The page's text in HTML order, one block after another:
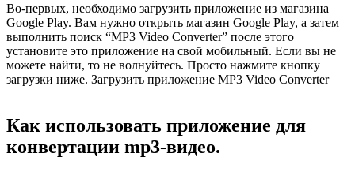
Во-первых, необходимо загрузить приложение из магазина
Google Play. Вам нужно открыть магазин Google Play, а затем
выполнить поиск “MP3 Video Converter” после этого
установите это приложение на свой мобильный. Если вы не
можете найти, то не волнуйтесь. Просто нажмите кнопку
загрузки ниже. Загрузить приложение MP3 Video Converter
Как использовать приложение для
конвертации mp3-видео.